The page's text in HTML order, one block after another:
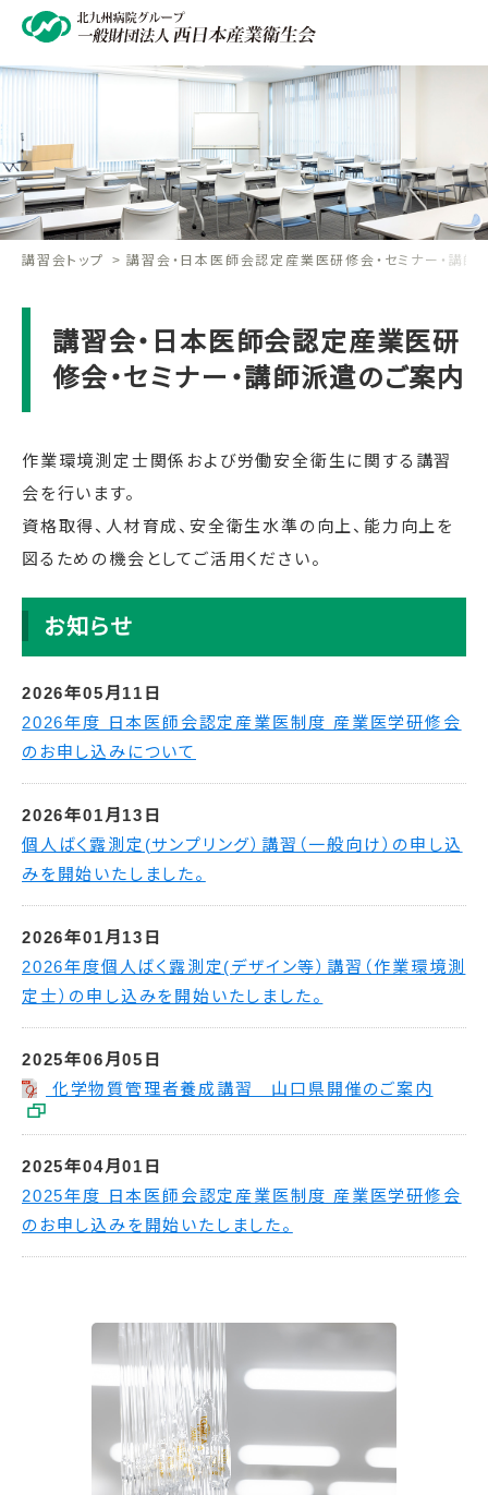
講習会トップ 講習会・日本医師会認定産業医研修会・セミナー・講師
講習会・日本医師会認定産業医研
修会・セミナー・講師派遣のご案内
作業環境測定士関係および労働安全衛生に関する講習
会を行います。
資格取得、人材育成、安全衛生水準の向上、能力向上を
図るための機会としてご活用ください。
お知らせ
2026年05月11日
2026年度 日本医師会認定産業医制度 産業医学研修会
のお申し込みについて
2026年01月13日
個人ばく露測定(サンプリング）講習（一般向け）の申し込
みを開始いたしました。
2026年01月13日
2026年度個人ばく露測定(デザイン等）講習（作業環境測
定士）の申し込みを開始いたしました。
2025年06月05日
化学物質管理者養成講習 山口県開催のご案内
2025年04月01日
2025年度 日本医師会認定産業医制度 産業医学研修会
のお申し込みを開始いたしました。